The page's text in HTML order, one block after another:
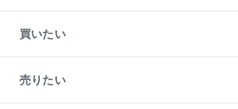
買いたい
新築・分譲マンションの購入
中古マンションの購入
一戸建ての購入
売りたい